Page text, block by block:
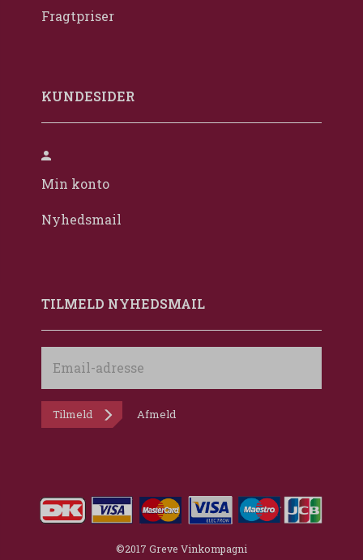
Fragtpriser
KUNDESIDER
Min konto
Nyhedsmail
TILMELD NYHEDSMAIL
adresse
Tilmeld Afmeld
©2017 Greve Vinkompagni